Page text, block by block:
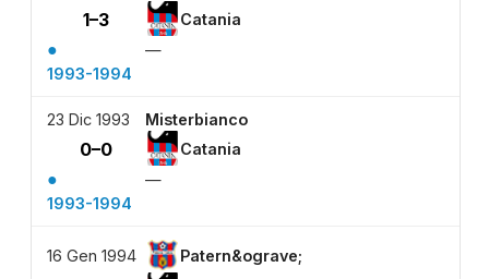
1–3 Catania
●
—
1993-1994
23 Dic 1993 Misterbianco
0–0 Catania
●
—
1993-1994
16 Gen 1994 Patern&ograve;